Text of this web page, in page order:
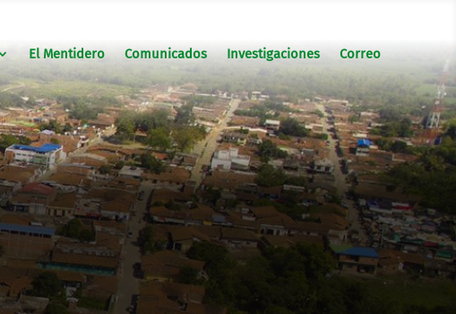
El Mentidero Comunicados Investigaciones Correo